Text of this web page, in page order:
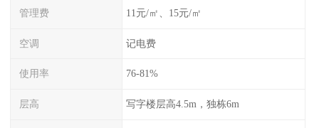
管理费 11元/㎡、15元/㎡
空调 记电费
使用率 76-81%
层高 写字楼层高4.5m，独栋6m